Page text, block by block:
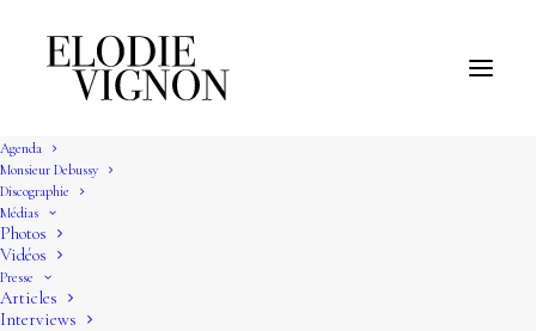
Agenda
Monsieur Debussy
Discographie
Médias
Photos
Vidéos
Presse
Articles
Interviews